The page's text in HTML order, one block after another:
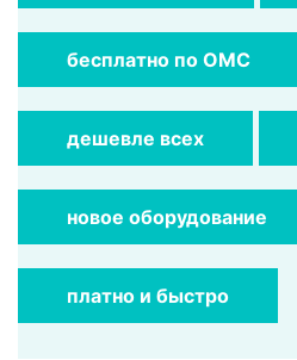
бесплатно по ОМС
дешевле всех
новое оборудование
платно и быстро